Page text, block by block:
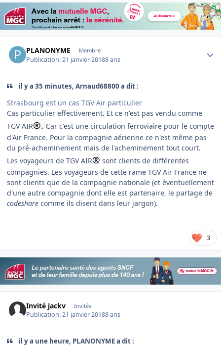
PLANONYME Membre
Publication:21 janvier 20188 ans
il y a 35 minutes, Arnaud68800 a dit :
Strasbourg est un cas TGV Air particulier
Cas particulier effectivement. Et ce n'est pas vendu comme
TGV AIR®. Car c'est une circulation ferroviaire pour le compte
d'Air France. Pour la compagnie aérienne ce n'est même pas
du pré-acheminement mais de l'acheminement tout court.
Les voyageurs de TGV AIR® sont clients de différentes
compagnies. Les voyageurs de cette rame TGV Air France ne
sont clients que de la compagnie nationale (et éventuellement
d'une autre compagnie dont elle est partenaire, le partage de
codeshare comme ils disent dans leur jargon).
3
Invité jackv Invités
Publication:21 janvier 20188 ans
il y a une heure, PLANONYME a dit :